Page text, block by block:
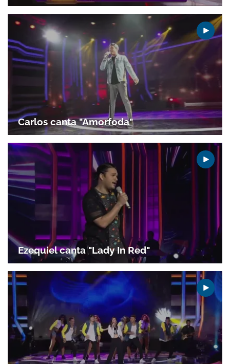
Gracias por suscribirte a nuestro boletín.
ACEPTAR
Carlos canta "Amorfoda"
Ezequiel canta "Lady In Red"